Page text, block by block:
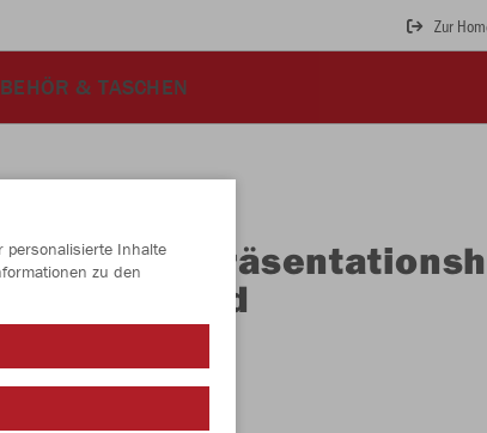
Zur
& TASCHEN
JAKO
Allround
personalisierte Inhalte
zu den